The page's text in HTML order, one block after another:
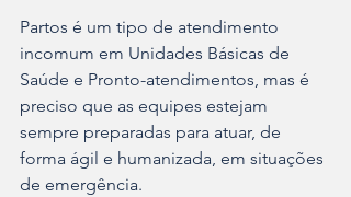
Partos é um tipo de atendimento
incomum em Unidades Básicas de
Saúde e Pronto-atendimentos, mas é
preciso que as equipes estejam
sempre preparadas para atuar, de
forma ágil e humanizada, em situações
de emergência.